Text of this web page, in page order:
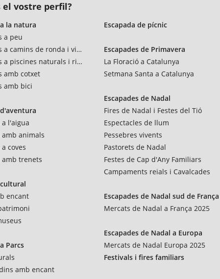
el vostre perfil?
la natura
a peu
a camins de ronda i vies verdes
a piscines naturals i rius
amb cotxet
amb bici
l'aigua
animals
coves
amb trenets
encant
Parcs
amb encant
Escapada de pícnic
Escapades de Primavera
La Floració a Catalunya
Setmana Santa a Catalunya
Escapades de Nadal
Fires de Nadal i Festes del Tió
Espectacles de llum
Pessebres vivents
Pastorets de Nadal
Festes de Cap d'Any Familiars
Campaments reials i Cavalcades
Escapades de Nadal sud de França
Mercats de Nadal a França 2025
Escapades de Nadal a Europa
Mercats de Nadal Europa 2025
Festivals i fires familiars